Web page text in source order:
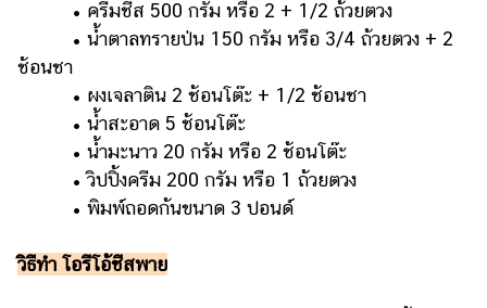
• ครีมชีส 500 กรัม หรือ 2 + 1/2 ถ้วยตวง
• น้ำตาลทรายป่น 150 กรัม หรือ 3/4 ถ้วยตวง + 2
ช้อนชา
• ผงเจลาติน 2 ช้อนโต๊ะ + 1/2 ช้อนชา
• น้ำสะอาด 5 ช้อนโต๊ะ
• น้ำมะนาว 20 กรัม หรือ 2 ช้อนโต๊ะ
• วิปปิ้งครีม 200 กรัม หรือ 1 ถ้วยตวง
• พิมพ์ถอดก้นขนาด 3 ปอนด์
วิธีทำ โอรีโอ้ชีสพาย